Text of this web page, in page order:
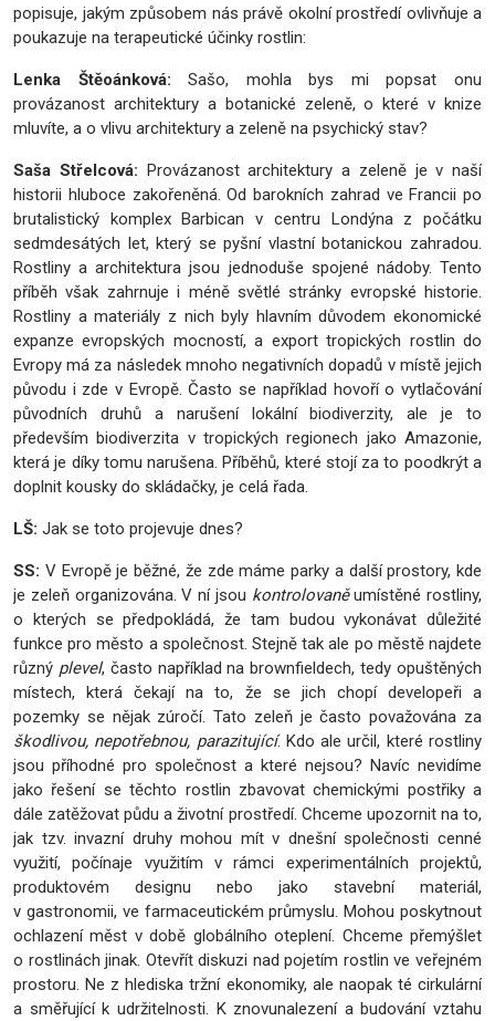
popisuje, jakým způsobem nás právě okolní prostředí ovlivňuje a
poukazuje na terapeutické účinky rostlin:
Lenka Štěoánková:Sašo, mohla bys mi popsat onu
provázanost architektury a botanické zeleně, o které v knize
mluvíte, a o vlivu architektury a zeleně na psychický stav?
Saša Střelcová: Provázanost architektury a zeleně je v naší
historii hluboce zakořeněná. Od barokních zahrad ve Francii po
brutalistický komplex Barbican v centru Londýna z počátku
sedmdesátých let, který se pyšní vlastní botanickou zahradou.
Rostliny a architektura jsou jednoduše spojené nádoby. Tento
příběh však zahrnuje i méně světlé stránky evropské historie.
Rostliny a materiály z nich byly hlavním důvodem ekonomické
expanze evropských mocností, a export tropických rostlin do
Evropy má za následek mnoho negativních dopadů v místě jejich
původu i zde v Evropě. Často se například hovoří o vytlačování
původních druhů a narušení lokální biodiverzity, ale je to
především biodiverzita v tropických regionech jako Amazonie,
která je díky tomu narušena. Příběhů, které stojí za to poodkrýt a
doplnit kousky do skládačky, je celá řada.
LŠ: Jak se toto projevuje dnes?
SS: V Evropě je běžné, že zde máme parky a další prostory, kde
je zeleň organizována. V ní jsou kontrolovaněumístěné rostliny,
o kterých se předpokládá, že tam budou vykonávat důležité
funkce pro město a společnost. Stejně tak ale po městě najdete
různý plevel, často například na brownfieldech, tedy opuštěných
místech, která čekají na to, že se jich chopí developeři a
pozemky se nějak zúročí. Tato zeleň je často považována za
škodlivou, nepotřebnou, parazitující. Kdo ale určil, které rostliny
jsou příhodné pro společnost a které nejsou? Navíc nevidíme
jako řešení se těchto rostlin zbavovat chemickými postřiky a
dále zatěžovat půdu a životní prostředí. Chceme upozornit na to,
jak tzv. invazní druhy mohou mít v dnešní společnosti cenné
využití, počínaje využitím v rámci experimentálních projektů,
produktovém designu nebo jako stavební materiál,
v gastronomii, ve farmaceutickém průmyslu. Mohou poskytnout
ochlazení měst v době globálního oteplení. Chceme přemýšlet
o rostlinách jinak. Otevřít diskuzi nad pojetím rostlin ve veřejném
prostoru. Ne z hlediska tržní ekonomiky, ale naopak té cirkulární
a směřující k udržitelnosti. K znovunalezení a budování vztahu